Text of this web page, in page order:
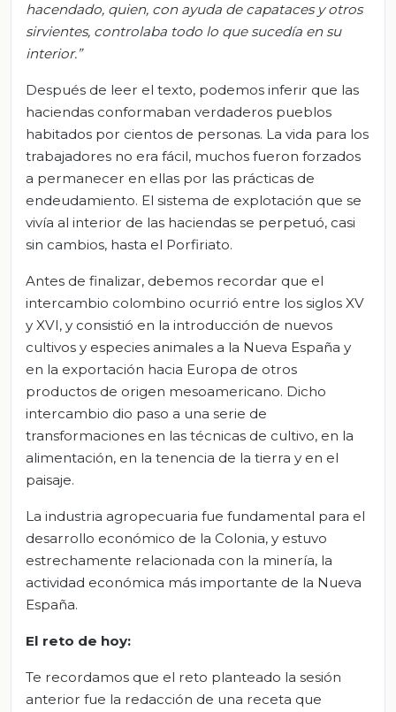
hacendado, quien, con ayuda de capataces y otros
sirvientes, controlaba todo lo que sucedía en su
interior.”
Después de leer el texto, podemos inferir que las
haciendas conformaban verdaderos pueblos
habitados por cientos de personas. La vida para los
trabajadores no era fácil, muchos fueron forzados
a permanecer en ellas por las prácticas de
endeudamiento. El sistema de explotación que se
vivía al interior de las haciendas se perpetuó, casi
sin cambios, hasta el Porfiriato.
Antes de finalizar, debemos recordar que el
intercambio colombino ocurrió entre los siglos XV
y XVI, y consistió en la introducción de nuevos
cultivos y especies animales a la Nueva España y
en la exportación hacia Europa de otros
productos de origen mesoamericano. Dicho
intercambio dio paso a una serie de
transformaciones en las técnicas de cultivo, en la
alimentación, en la tenencia de la tierra y en el
paisaje.
La industria agropecuaria fue fundamental para el
desarrollo económico de la Colonia, y estuvo
estrechamente relacionada con la minería, la
actividad económica más importante de la Nueva
España.
El reto de hoy:
Te recordamos que el reto planteado la sesión
anterior fue la redacción de una receta que